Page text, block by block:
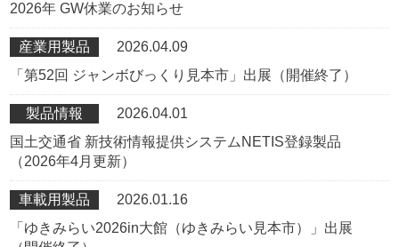
2026年 GW休業のお知らせ
産業用製品
2026.04.09
「第52回 ジャンボびっくり見本市」出展（開催終了）
製品情報
2026.04.01
国土交通省 新技術情報提供システムNETIS登録製品
（2026年4月更新）
車載用製品
2026.01.16
「ゆきみらい2026in大館（ゆきみらい見本市）」出展